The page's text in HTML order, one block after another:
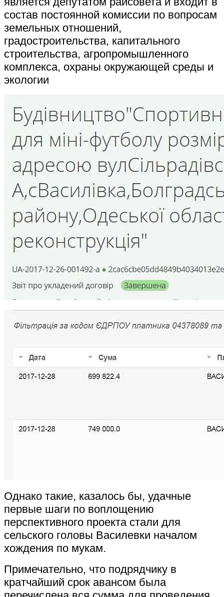
состав постоянной комиссии по вопросам
земельных отношений,
градостроительства, капитального
строительства, агропромышленного
комплекса, охраны окружающей среды и
экологии
Однако такие, казалось бы, удачные
первые шаги по воплощению
перспективного проекта стали для
сельского головы Василевки началом
хождения по мукам.
Примечательно, что подрядчику в
кратчайший срок авансом была